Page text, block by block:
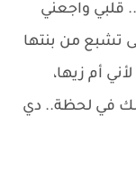
قلبي واجعني
تشبع من بنتها
أم زيها،
في لحظة.. دي